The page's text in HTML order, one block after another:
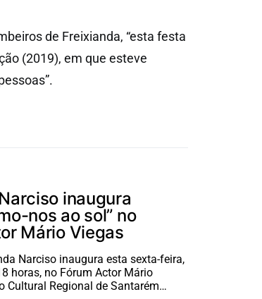
de Freixianda, “esta festa
(2019), em que esteve
inaugura
nos ao sol” no
Mário Viegas
Narciso inaugura esta sexta-feira,
horas, no Fórum Actor Mário
Cultural Regional de Santarém…